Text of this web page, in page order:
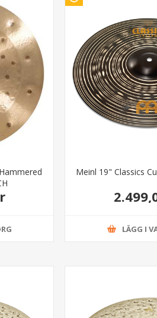
Meinl 19" Classics
LÄGG I